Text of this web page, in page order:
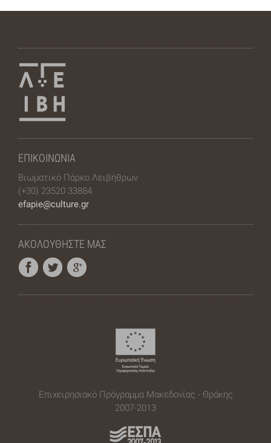
ΕΠΙΚΟΙΝΩΝΙΑ
Βιωματικό Πάρκο Λειβήθρων
(+30) 23520 33884
efapie@culture.gr
ΑΚΟΛΟΥΘΗΣΤΕ ΜΑΣ
Επιχειρησιακό Πρόγραμμα Μακεδονίας - Θράκης
2007-2013